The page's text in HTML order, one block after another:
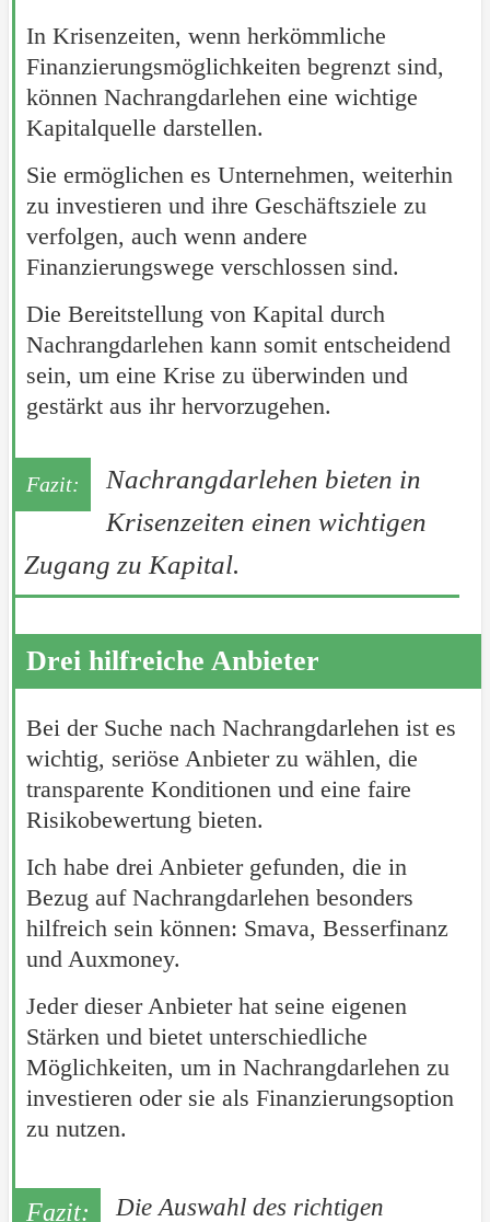
In Krisenzeiten, wenn herkömmliche
Finanzierungsmöglichkeiten begrenzt sind,
können Nachrangdarlehen eine wichtige
Kapitalquelle darstellen.
Sie ermöglichen es Unternehmen, weiterhin
zu investieren und ihre Geschäftsziele zu
verfolgen, auch wenn andere
Finanzierungswege verschlossen sind.
Die Bereitstellung von Kapital durch
Nachrangdarlehen kann somit entscheidend
sein, um eine Krise zu überwinden und
gestärkt aus ihr hervorzugehen.
Nachrangdarlehen bieten in
Krisenzeiten einen wichtigen
Zugang zu Kapital.
Drei hilfreiche Anbieter
Bei der Suche nach Nachrangdarlehen ist es
wichtig, seriöse Anbieter zu wählen, die
transparente Konditionen und eine faire
Risikobewertung bieten.
Ich habe drei Anbieter gefunden, die in
Bezug auf Nachrangdarlehen besonders
hilfreich sein können: Smava, Besserfinanz
und Auxmoney.
Jeder dieser Anbieter hat seine eigenen
Stärken und bietet unterschiedliche
Möglichkeiten, um in Nachrangdarlehen zu
investieren oder sie als Finanzierungsoption
zu nutzen.
Die Auswahl des richtigen